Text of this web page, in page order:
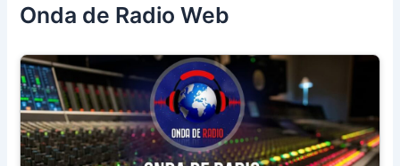
Onda de Radio Web